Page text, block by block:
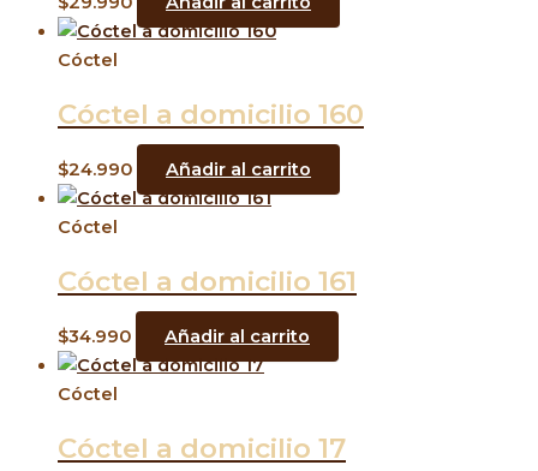
Cóctel
Cóctel a domicilio 160
$24.990 Añadir al carrito
Cóctel
Cóctel a domicilio 161
$34.990 Añadir al carrito
Cóctel
Cóctel a domicilio 17